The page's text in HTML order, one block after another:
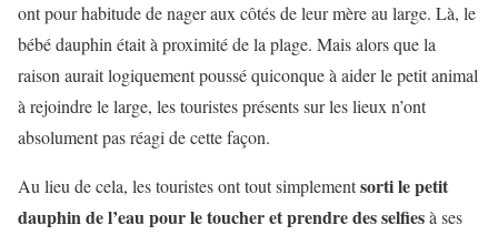
ont pour habitude de nager aux côtés de leur mère au large. Là, le
bébé dauphin était à proximité de la plage. Mais alors que la
raison aurait logiquement poussé quiconque à aider le petit animal
à rejoindre le large, les touristes présents sur les lieux n’ont
absolument pas réagi de cette façon.
Au lieu de cela, les touristes ont tout simplementsorti le petit
dauphin de l’eau pour le toucher et prendre des selfiesà ses